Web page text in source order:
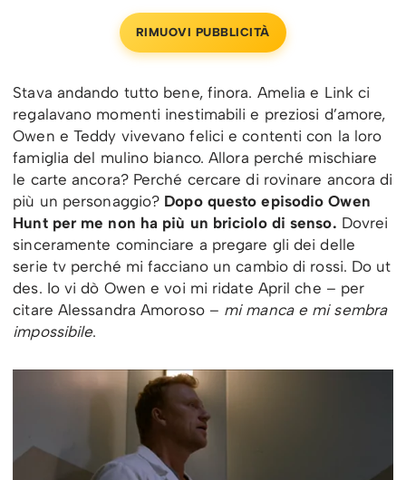
RIMUOVI PUBBLICITÀ
Stava andando tutto bene, finora. Amelia e Link ci
regalavano momenti inestimabili e preziosi d’amore,
Owen e Teddy vivevano felici e contenti con la loro
famiglia del mulino bianco. Allora perché mischiare
le carte ancora? Perché cercare di rovinare ancora di
più un personaggio? Dopo questo episodio Owen
Hunt per me non ha più un briciolo di senso. Dovrei
sinceramente cominciare a pregare gli dei delle
serie tv perché mi facciano un cambio di rossi. Do ut
des. Io vi dò Owen e voi mi ridate April che – per
citare Alessandra Amoroso – mi manca e mi sembra
impossibile.